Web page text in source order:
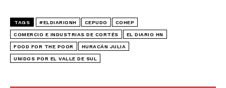
TAGS #ELDIARIONH CEPUDO COHEP
COMERCIO E INDUSTRIAS DE CORTÉS EL DIARIO HN
FOOD FOR THE POOR HURACÁN JULIA
UNIDOS POR EL VALLE DE SUL